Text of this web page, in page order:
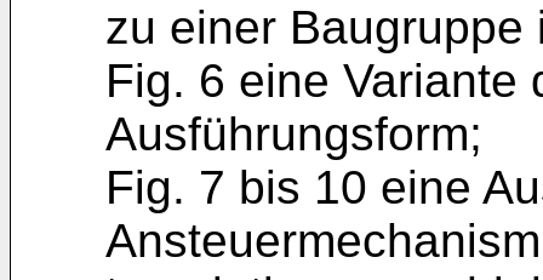
zu einer Baugruppe
Fig. 6 eine Variante
Ausführungsform;
Fig. 7 bis 10 eine